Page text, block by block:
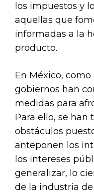
los impuestos y
aquellas que
informadas a la
producto.
En México, como
gobiernos han
medidas para
Para ello, se
obstáculos
anteponen los
los intereses
generalizar, lo
de la industria